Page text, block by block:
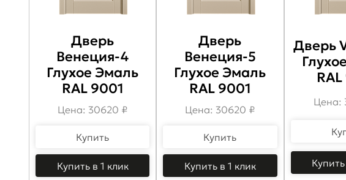
Дверь
Венеция-4
Глухое Эмаль
RAL 9001
Цена: 30620 ₽
Купить
Купить в 1 клик
Дверь
Венеция-5
Глухое Эмаль
RAL 9001
Цена: 30620 ₽
Купить
Купить в 1 клик
Дверь
Цена: